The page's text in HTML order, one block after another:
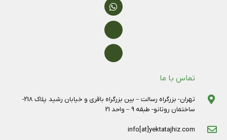
تماس با ما
تهران- بزرگراه رسالت – بین بزرگراه باقری و خیابان رشید پلاک 218-
ساختمان روتانو- طبقه 9 – واحد 21
info[at]yektatajhiz.com